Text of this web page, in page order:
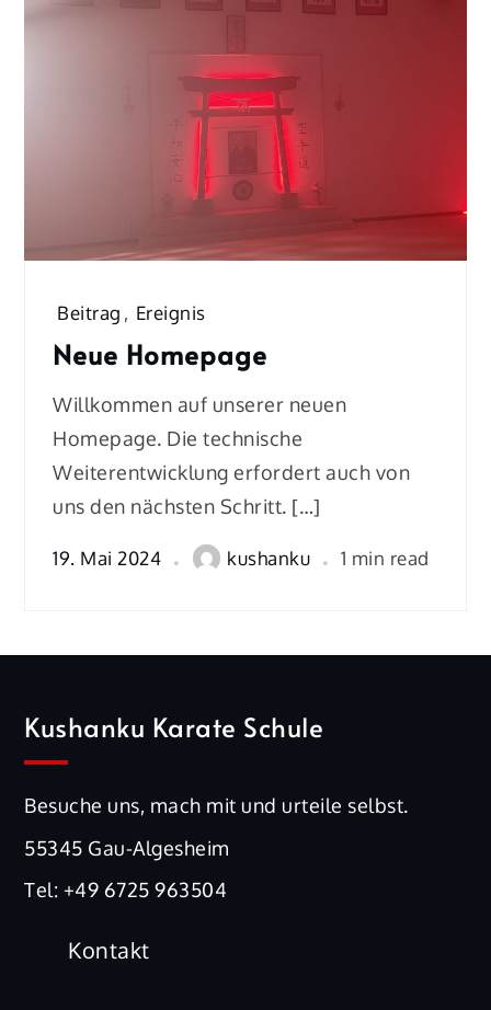
Beitrag , Ereignis
Neue Homepage
Willkommen auf unserer neuen
Homepage. Die technische
Weiterentwicklung erfordert auch von
uns den nächsten Schritt. […]
19. Mai 2024 kushanku 1 min read
Kushanku Karate Schule
Besuche uns, mach mit und urteile selbst.
55345 Gau-Algesheim
Tel: +49 6725 963504
Kontakt